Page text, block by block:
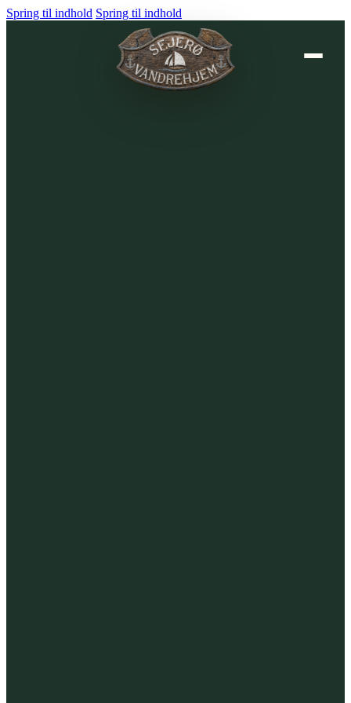
Spring til indhold Spring til indhold